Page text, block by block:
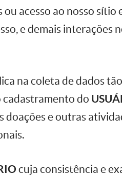
acesso ao nosso sítio
e demais interações
na coleta de dados
cadastramento do
doações e outras
cuja consistência e